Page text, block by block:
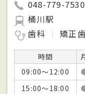
048-779-7530
桶川駅
歯科
矯正
時間
09:00～12:00
15:00～18:00